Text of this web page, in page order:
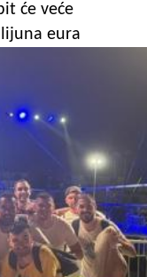
će veće
eura